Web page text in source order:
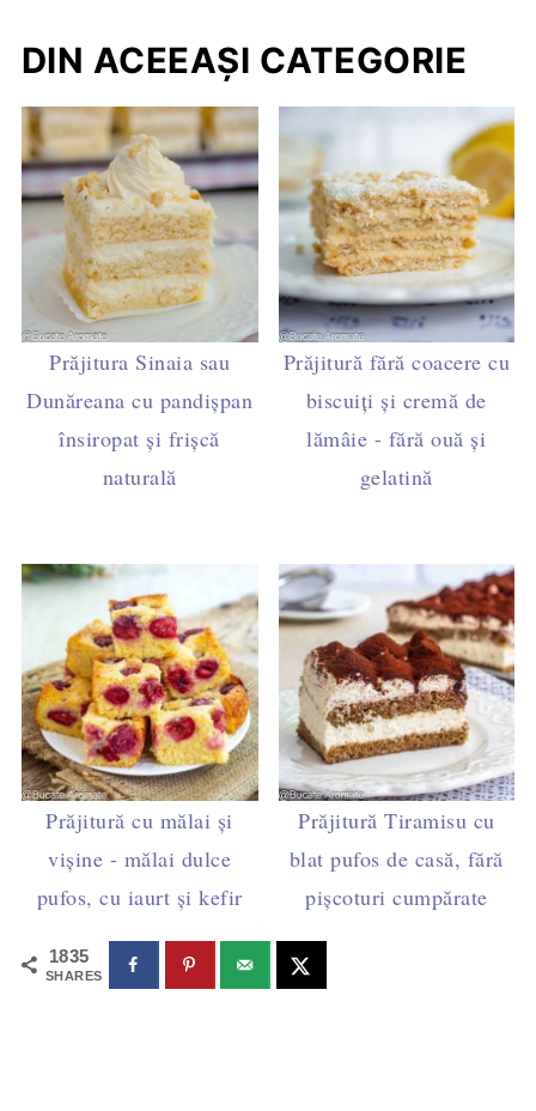
DIN ACEEAȘI CATEGORIE
Prăjitura Sinaia sau
Dunăreana cu pandișpan
însiropat și frișcă
naturală
Prăjitură fără coacere cu
biscuiți și cremă de
lămâie - fără ouă și
gelatină
Prăjitură cu mălai și
vișine - mălai dulce
pufos, cu iaurt și kefir
Prăjitură Tiramisu cu
blat pufos de casă, fără
pișcoturi cumpărate
1835
SHARES